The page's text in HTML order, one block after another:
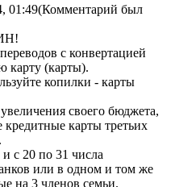
01:49(Комментарий был
с конвертацией
карту (карты).
копилки - карты
своего бюджета,
кредитные карты третьих
с 20 по 31 числа
или в одном и том же
на 3 членов семьи.